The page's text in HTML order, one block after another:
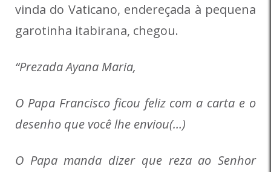
vinda do Vaticano, endereçada à pequena
garotinha itabirana, chegou.
“Prezada Ayana Maria,
O Papa Francisco ficou feliz com a carta e o
desenho que você lhe enviou(…)
O Papa manda dizer que reza ao Senhor